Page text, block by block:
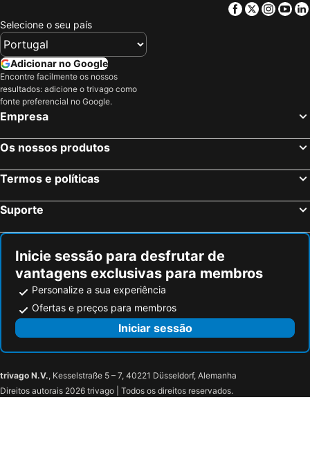
Facebook
Twitter
Selecione o seu país
Adicionar no Google
Encontre facilmente os nossos
resultados: adicione o trivago como
fonte preferencial no Google.
Empresa
Os nossos produtos
Termos e políticas
Suporte
Inicie sessão para desfrutar de
vantagens exclusivas para membros
Personalize a sua experiência
Ofertas e preços para membros
Iniciar sessão
trivago N.V., Kesselstraße 5 – 7, 40221 Düsseldorf, Alemanha
Direitos autorais 2026 trivago | Todos os direitos reservados.